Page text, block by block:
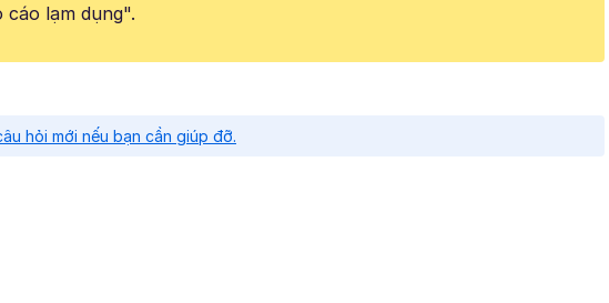
lạm dụng".
hỏi mới nếu bạn cần giúp đỡ.